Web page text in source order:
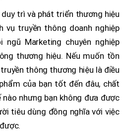
trì và phát triển thương hiệu
vụ truyền thông doanh nghiệp
ngũ Marketing chuyên nghiệp
thương hiệu. Nếu muốn tồn
thông thương hiệu là điều
của bạn tốt đến đâu, chất
nhưng bạn không đưa được
tiêu dùng đồng nghĩa với việc